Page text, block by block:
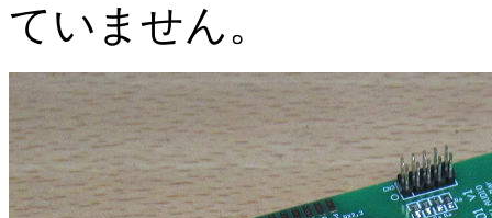
ていません。